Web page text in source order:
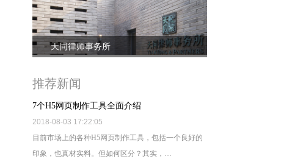
天同律师事务所
推荐新闻
7个H5网页制作工具全面介绍
2018-08-03 17:22:05
目前市场上的各种H5网页制作工具，包括一个良好的
印象，也真材实料。但如何区分？其实，…